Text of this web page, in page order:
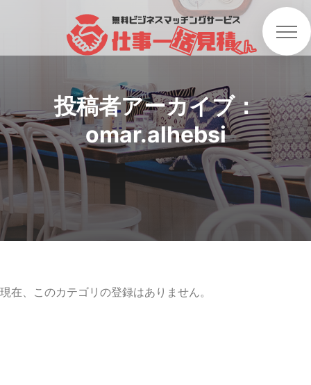
投稿者アーカイブ：
omar.alhebsi
現在、このカテゴリの登録はありません。